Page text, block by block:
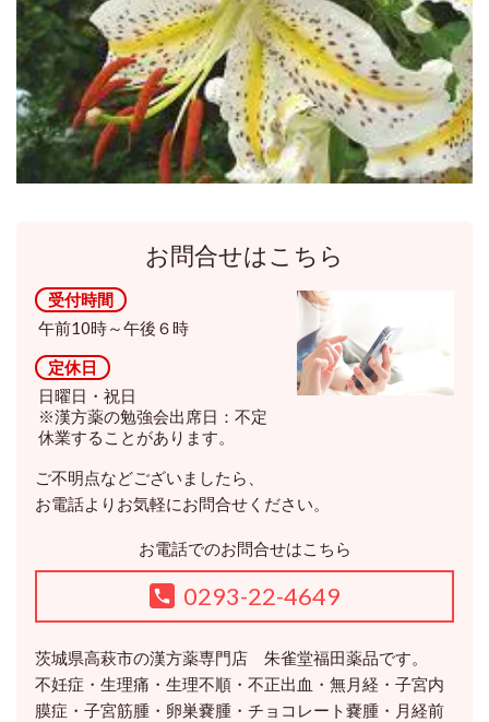
お問合せはこちら
受付時間
午前10時～午後６時
定休日
日曜日・祝日
※漢方薬の勉強会出席日：不定
休業することがあります。
ご不明点などございましたら、
お電話よりお気軽にお問合せください。
お電話でのお問合せはこちら
0293-22-4649
茨城県高萩市の漢方薬専門店 朱雀堂福田薬品です。
不妊症・生理痛・生理不順・不正出血・無月経・子宮内
膜症・子宮筋腫・卵巣嚢腫・チョコレート嚢腫・月経前